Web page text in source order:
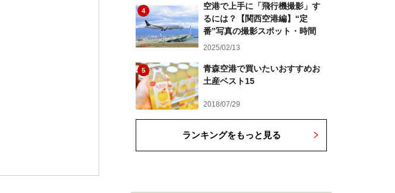
4
空港で上手に「飛行機撮影」す
るには？【関西空港編】“定
番”写真の撮影スポット・時間
2025/02/13
5
青森空港で買いたいおすすめお
土産ベスト15
2018/07/29
ランキングをもっと見る